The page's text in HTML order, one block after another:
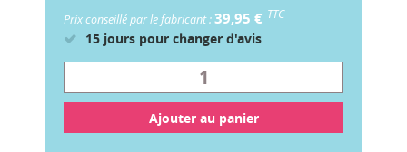
Prix conseillé par le fabricant :39,95 € TTC
15 jours pour changer d'avis
Ajouter au panier